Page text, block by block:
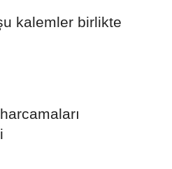
kalemler birlikte